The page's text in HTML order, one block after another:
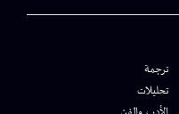
ترجمة
تحليلات